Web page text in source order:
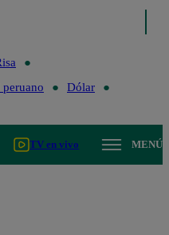
Dólar
TV en vivo MENÚ